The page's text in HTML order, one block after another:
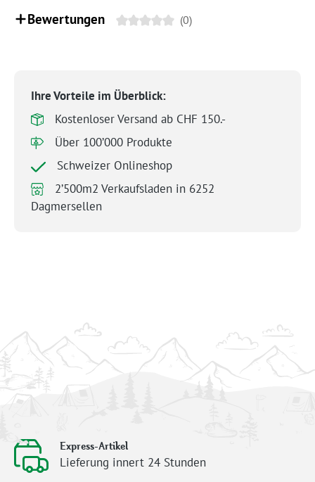
Bewertungen (0)
Ihre Vorteile im Überblick:
Kostenloser Versand ab CHF 150.-
Über 100’000 Produkte
Schweizer Onlineshop
2’500m2 Verkaufsladen in 6252
Dagmersellen
Express-Artikel
Lieferung innert 24 Stunden